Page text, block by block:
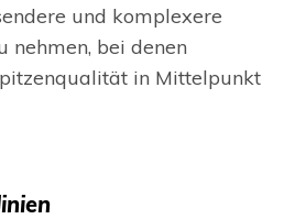
und komplexere
nehmen, bei denen
in Mittelpunkt